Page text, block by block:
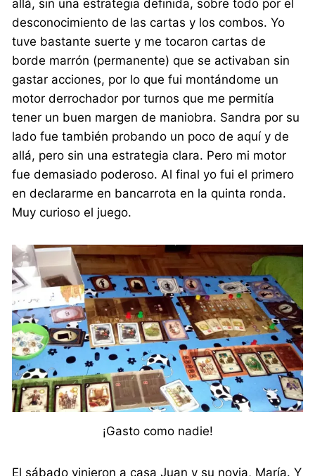
allá, sin una estrategia definida, sobre todo por el
desconocimiento de las cartas y los combos. Yo
tuve bastante suerte y me tocaron cartas de
borde marrón (permanente) que se activaban sin
gastar acciones, por lo que fui montándome un
motor derrochador por turnos que me permitía
tener un buen margen de maniobra. Sandra por su
lado fue también probando un poco de aquí y de
allá, pero sin una estrategia clara. Pero mi motor
fue demasiado poderoso. Al final yo fui el primero
en declararme en bancarrota en la quinta ronda.
Muy curioso el juego.
¡Gasto como nadie!
El sábado vinieron a casa Juan y su novia, María. Y